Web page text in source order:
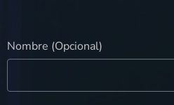
Nombre (Opcional)